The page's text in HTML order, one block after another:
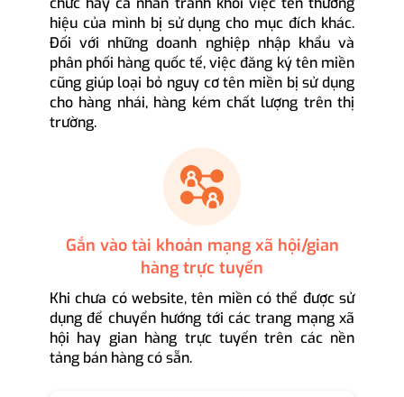
hiệu của mình bị sử dụng cho mục đích khác.
Đối với những doanh nghiệp nhập khẩu và
phân phối hàng quốc tế, việc đăng ký tên miền
cũng giúp loại bỏ nguy cơ tên miền bị sử dụng
cho hàng nhái, hàng kém chất lượng trên thị
trường.
Gắn vào tài khoản mạng xã hội/gian
hàng trực tuyến
Khi chưa có website, tên miền có thể được sử
dụng để chuyển hướng tới các trang mạng xã
hội hay gian hàng trực tuyến trên các nền
tảng bán hàng có sẵn.